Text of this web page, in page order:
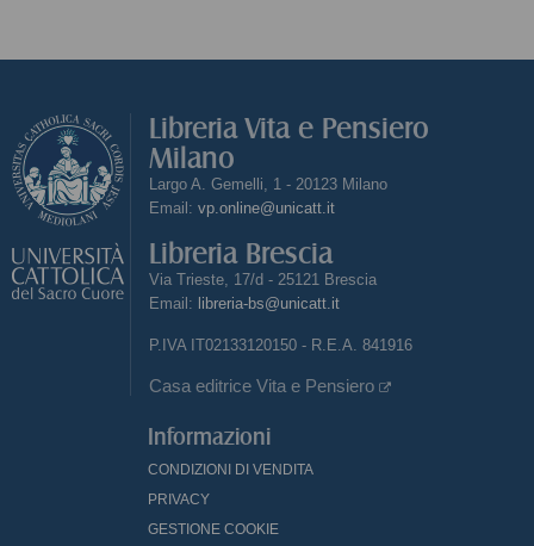
Libreria Vita e Pensiero
Milano
Largo A. Gemelli, 1 - 20123 Milano
Email: vp.online@unicatt.it
Libreria Brescia
Via Trieste, 17/d - 25121 Brescia
Email: libreria-bs@unicatt.it
P.IVA IT02133120150 - R.E.A. 841916
Casa editrice Vita e Pensiero
Informazioni
CONDIZIONI DI VENDITA
PRIVACY
GESTIONE COOKIE